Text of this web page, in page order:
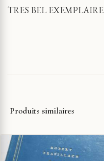
TRES BEL EXEMPLAIRE
Produits similaires